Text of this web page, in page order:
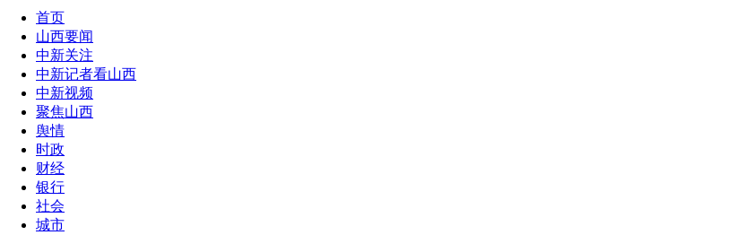
首页
山西要闻
中新关注
中新记者看山西
中新视频
聚焦山西
舆情
时政
财经
银行
社会
城市